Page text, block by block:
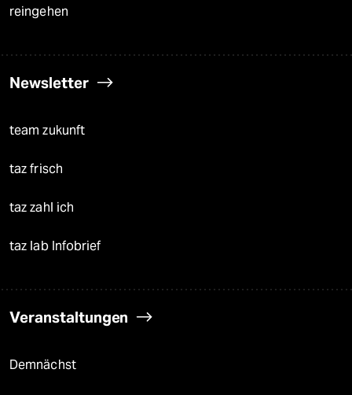
reingehen
Newsletter
team zukunft
taz frisch
taz zahl ich
taz lab Infobrief
Veranstaltungen
Demnächst